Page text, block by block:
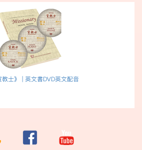
士》 | 英文書DVD英文配音